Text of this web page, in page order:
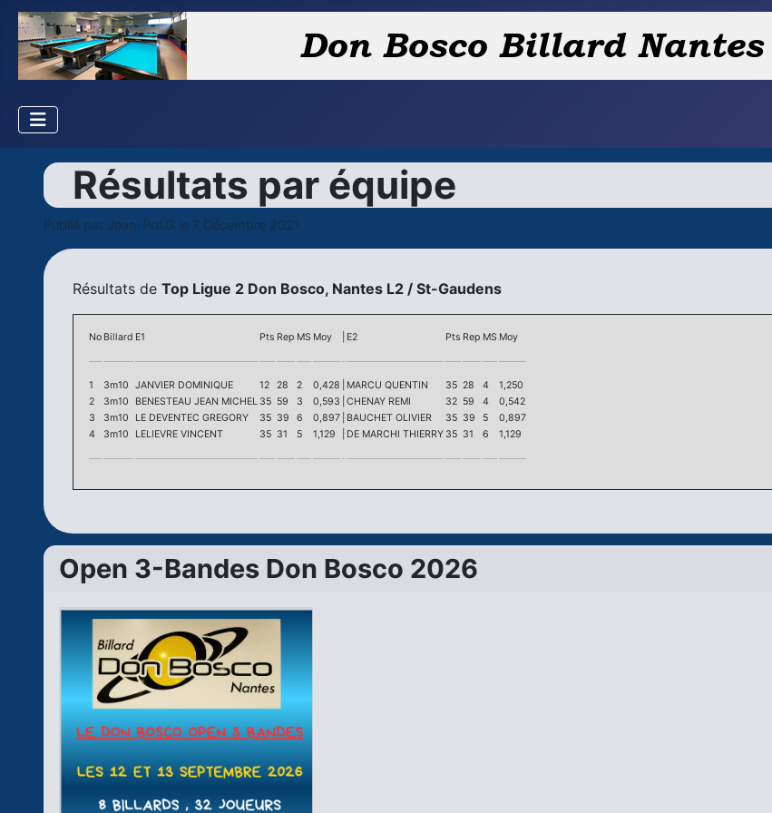
Open 3-Bandes Don Bosco 2026
Résultats par équipe
Publié par Jean-Pol.G le 7 Décembre 2021
Résultats de Top Ligue 2 Don Bosco, Nantes L2 / St-Gaudens
No Billard E1 Pts Rep MS Moy E2 Pts Rep MS Moy
1 3m10 JANVIER DOMINIQUE 12 28 2 0,428 MARCU QUENTIN 35 28 4
1,250
2
3m10 BENESTEAU JEAN MICHEL 35 59 3 0,593 CHENAY REMI 32 59 4
0,542
3
3m10 LE DEVENTEC GREGORY 35 39 6 0,897 BAUCHET OLIVIER 35 39 5
0,897
4
3m10 LELIEVRE VINCENT 35 31 5 1,129 DE MARCHI THIERRY 35 31 6 1,129